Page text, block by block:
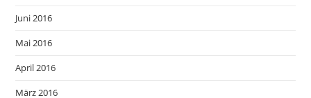
Juni 2016
Mai 2016
April 2016
März 2016